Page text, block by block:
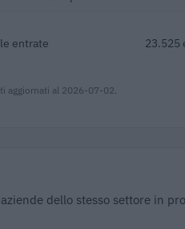
entrate 23.525
aggiornati al 2026-07-02.
dello stesso settore in